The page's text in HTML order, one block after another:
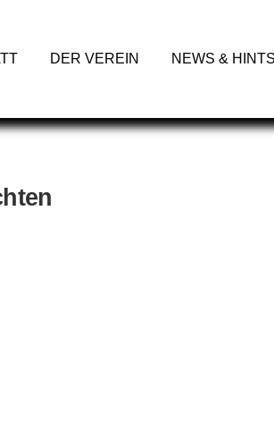
DER VEREIN NEWS & HINTS